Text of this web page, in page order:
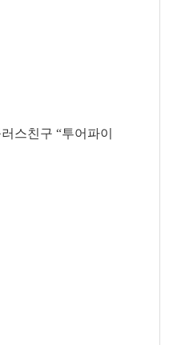
스친구 “투어파이